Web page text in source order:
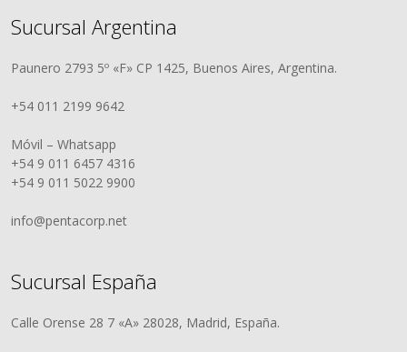
Sucursal Argentina
Paunero 2793 5º «F» CP 1425, Buenos Aires, Argentina.
+54 011 2199 9642
Móvil – Whatsapp
+54 9 011 6457 4316
+54 9 011 5022 9900
info@pentacorp.net
Sucursal España
Calle Orense 28 7 «A» 28028, Madrid, España.